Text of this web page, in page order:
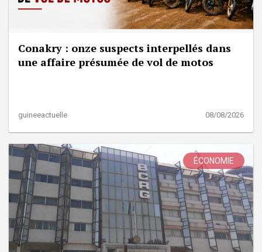
Conakry : onze suspects interpellés dans
une affaire présumée de vol de motos
guineeactuelle 08/08/2026
ÉCONOMIE